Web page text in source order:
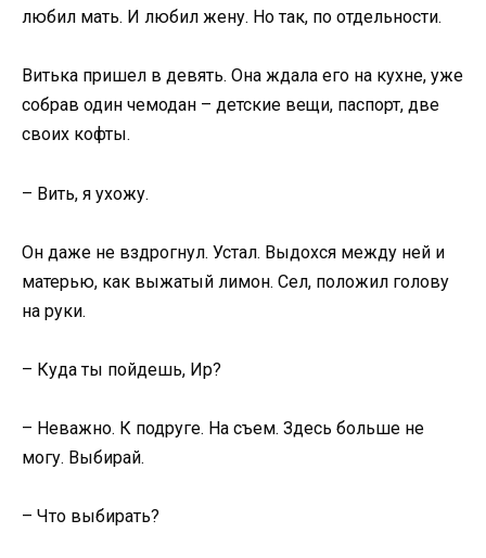
любил мать. И любил жену. Но так, по отдельности.
Витька пришел в девять. Она ждала его на кухне, уже
собрав один чемодан – детские вещи, паспорт, две
своих кофты.
– Вить, я ухожу.
Он даже не вздрогнул. Устал. Выдохся между ней и
матерью, как выжатый лимон. Сел, положил голову
на руки.
– Куда ты пойдешь, Ир?
– Неважно. К подруге. На съем. Здесь больше не
могу. Выбирай.
– Что выбирать?